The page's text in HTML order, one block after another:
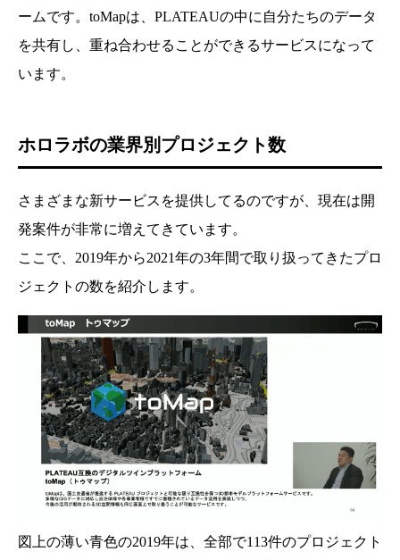
ームです。toMapは、PLATEAUの中に自分たちのデータ
を共有し、重ね合わせることができるサービスになって
います。
ホロラボの業界別プロジェクト数
さまざまな新サービスを提供してるのですが、現在は開
発案件が非常に増えてきています。
ここで、2019年から2021年の3年間で取り扱ってきたプロ
ジェクトの数を紹介します。
図上の薄い青色の2019年は、全部で113件のプロジェクト